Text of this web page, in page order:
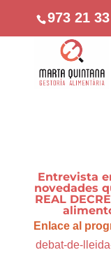
973 21 33
Entrevista
novedades
REAL
Enlace al
debat-de-